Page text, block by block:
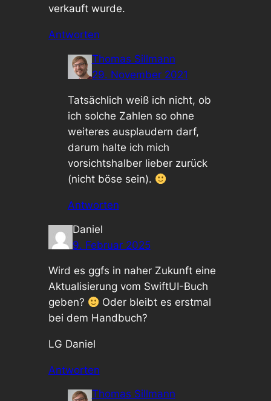
verkauft wurde.
Antworten
Thomas Sillmann
29. November 2021
Tatsächlich weiß ich nicht, ob
ich solche Zahlen so ohne
weiteres ausplaudern darf,
darum halte ich mich
vorsichtshalber lieber zurück
(nicht böse sein).
Antworten
Daniel
9. Februar 2025
Wird es ggfs in naher Zukunft eine
Aktualisierung vom SwiftUI-Buch
geben?
Oder bleibt es erstmal
bei dem Handbuch?
LG Daniel
Antworten
Thomas Sillmann